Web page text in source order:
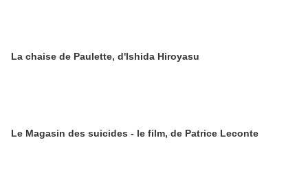
La chaise de Paulette, d'Ishida Hiroyasu
Le Magasin des suicides - le film, de Patrice Leconte